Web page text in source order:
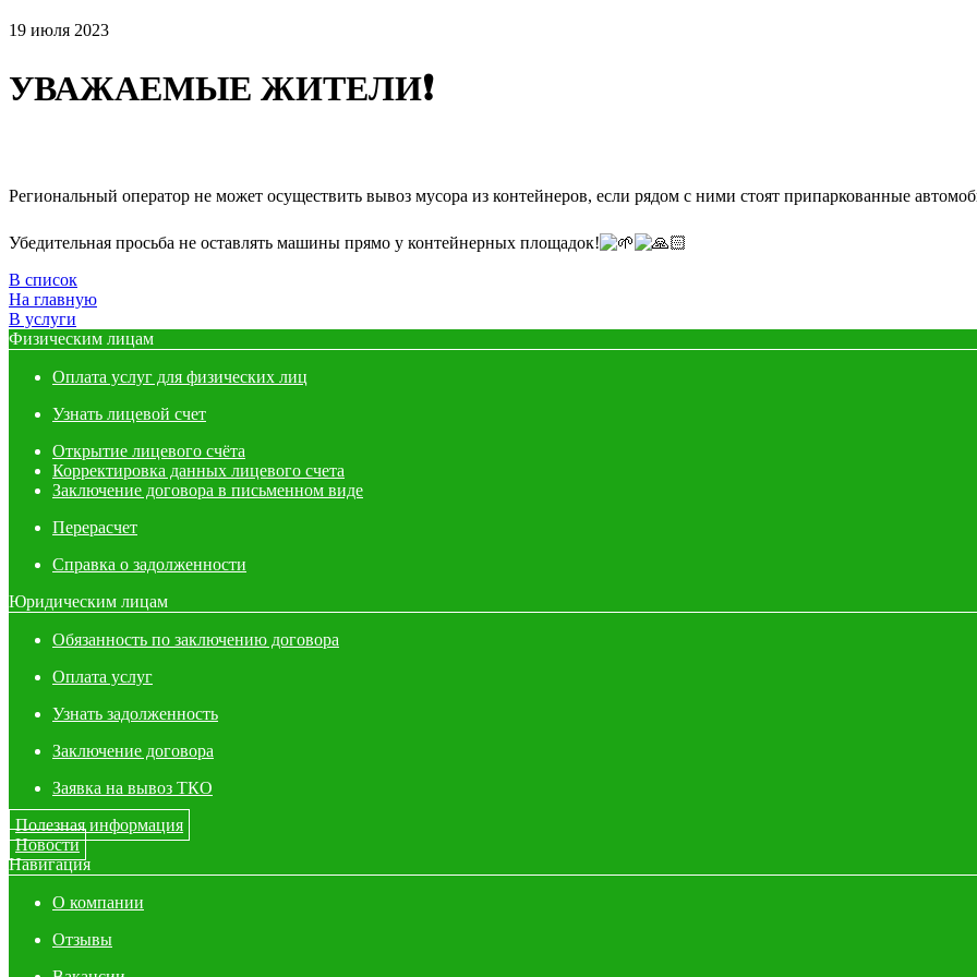
19 июля 2023
УВАЖАЕМЫЕ ЖИТЕЛИ❗
Региональный оператор не может осуществить вывоз мусора из контейнеров, если рядом с ними стоят припаркованные
Убедительная просьба не оставлять машины прямо у контейнерных площадок!
В список
На главную
В услуги
Физическим лицам
Оплата услуг для физических лиц
Узнать лицевой счет
Открытие лицевого счёта
Корректировка данных лицевого счета
Заключение договора в письменном виде
Перерасчет
Справка о задолженности
Юридическим лицам
Обязанность по заключению договора
Оплата услуг
Узнать задолженность
Заключение договора
Заявка на вывоз ТКО
Полезная информация
Новости
Навигация
О компании
Отзывы